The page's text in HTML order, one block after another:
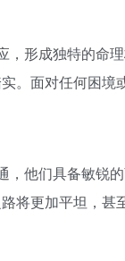
，形成独特的命
。面对任何困境
，他们具备敏锐
将更加平坦，甚